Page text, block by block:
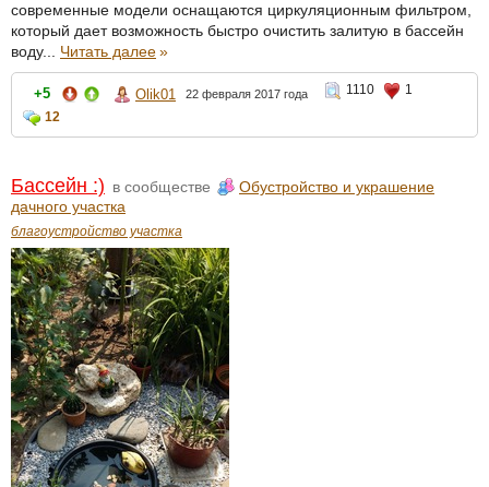
современные модели оснащаются циркуляционным фильтром,
который дает возможность быстро очистить залитую в бассейн
воду... Читать далее»
+5 Olik01 22 февраля 2017 года 1110
1
12
Бассейн :) в сообществе
Обустройство и украшение
дачного участка
благоустройство участка